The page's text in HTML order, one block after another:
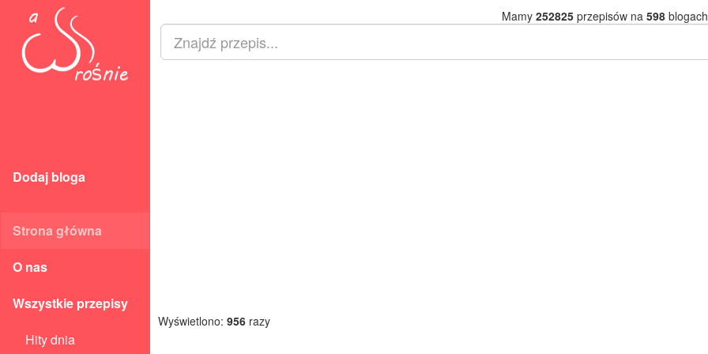
Dodaj bloga
Strona główna
O nas
Wszystkie przepisy
Hity dnia
Mamy 252825przepisów na 598
Wyświetlono: 956 razy